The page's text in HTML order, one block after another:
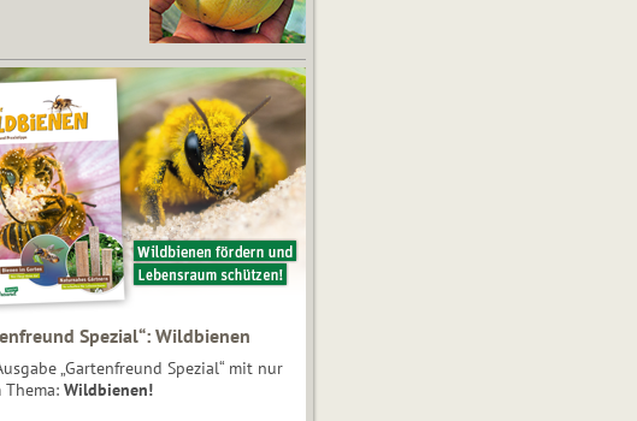
Spezial“: Wildbienen
„Gartenfreund Spezial“ mit nur
Thema: Wildbienen!